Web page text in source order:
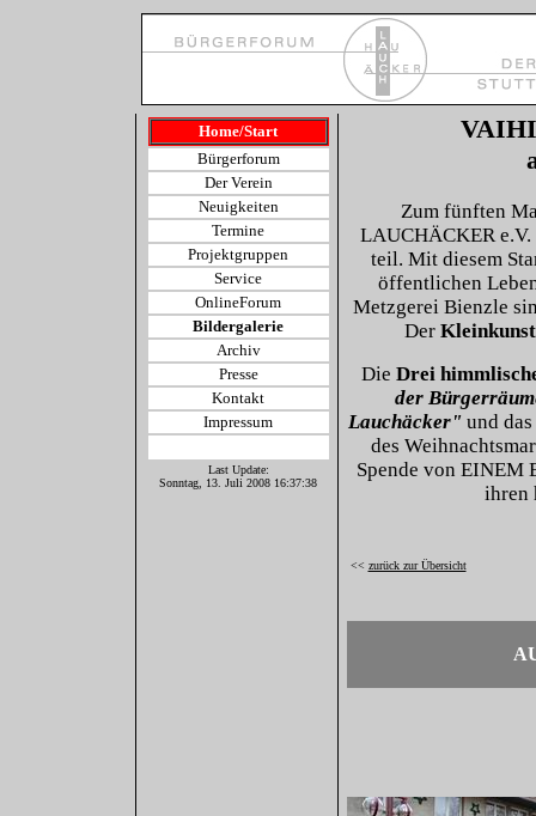
Home/Start
Bürgerforum
Der Verein
Neuigkeiten
Termine
Projektgruppen
Service
OnlineForum
Bildergalerie
Archiv
Presse
Kontakt
Impressum
Last Update:
Sonntag, 13. Juli 2008 16:37:38
Zum fünften
LAUCHÄCKER e.V.
teil. Mit diesem
öffentlichen
Metzgerei Bienzle
Der
Die Drei
der
Lauchäcker"und das
des
Spende von EINEM
ihren
<< zurück zur Übersicht